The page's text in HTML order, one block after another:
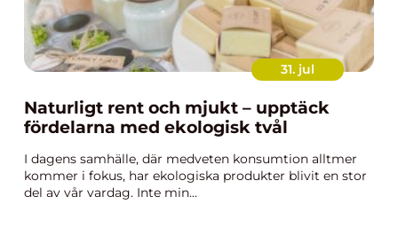
31. jul
Naturligt rent och mjukt – upptäck
fördelarna med ekologisk tvål
I dagens samhälle, där medveten konsumtion alltmer
kommer i fokus, har ekologiska produkter blivit en stor
del av vår vardag. Inte min...